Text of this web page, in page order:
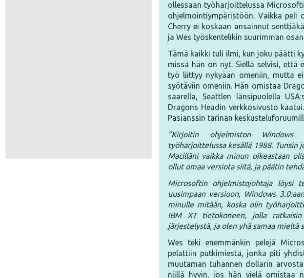
ollessaan työharjoittelussa
ohjelmointiympäristöön. Vaikka
Cherry ei koskaan ansainnut
ja Wes työskentelikin suurimman
Tämä kaikki tuli ilmi, kun joku päätti
missä hän on nyt. Siellä selvisi, että
työ liittyy nykyään omeniin, mutta
syötäviin omeniin. Hän omistaa
saarella, Seattlen länsipuolella
Dragons Headin verkkosivusto
Pasianssin tarinan
”Kirjoitin ohjelmiston Windows
työharjoittelussa kesällä 1988.
Macilläni vaikka minun oikeastaan
ollut omaa versiota siitä, ja päätin
Microsoftin ohjelmistojohtaja löysi
uusimpaan versioon, Windows
minulle mitään, koska olin
IBM XT tietokoneen, jolla
järjestelystä, ja olen yhä samaa mieltä
Wes teki enemmänkin pelejä
pelattiin putkimiestä, jonka piti
muutaman tuhannen dollarin
niillä hyvin, jos hän vielä omistaa